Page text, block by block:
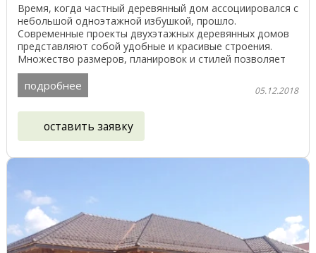
Время, когда частный деревянный дом ассоциировался с
небольшой одноэтажной избушкой, прошло.
Современные проекты двухэтажных деревянных домов
представляют собой удобные и красивые строения.
Множество размеров, планировок и стилей позволяет
каждому ...
подробнее 05.12.2018
оставить заявку